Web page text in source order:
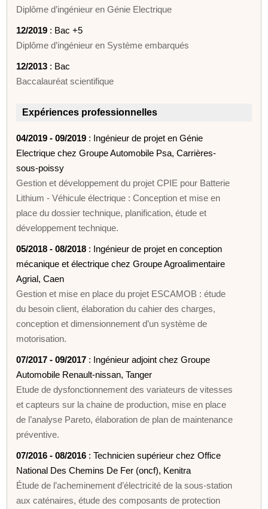
Diplôme d’ingénieur en Génie Electrique
12/2019 : Bac +5
Diplôme d’ingénieur en Système embarqués
12/2013 : Bac
Baccalauréat scientifique
Expériences professionnelles
04/2019 - 09/2019 : Ingénieur de projet en Génie
Electrique chez Groupe Automobile Psa, Carrières-
sous-poissy
Gestion et développement du projet CPIE pour Batterie
Lithium - Véhicule électrique : Conception et mise en
place du dossier technique, planification, étude et
développement technique.
05/2018 - 08/2018 : Ingénieur de projet en conception
mécanique et électrique chez Groupe Agroalimentaire
Agrial, Caen
Gestion et mise en place du projet ESCAMOB : étude
du besoin client, élaboration du cahier des charges,
conception et dimensionnement d’un système de
motorisation.
07/2017 - 09/2017 : Ingénieur adjoint chez Groupe
Automobile Renault-nissan, Tanger
Etude de dysfonctionnement des variateurs de vitesses
et capteurs sur la chaine de production, mise en place
de l’analyse Pareto, élaboration de plan de maintenance
préventive.
07/2016 - 08/2016 : Technicien supérieur chez Office
National Des Chemins De Fer (oncf), Kenitra
Étude de l’acheminement d’électricité de la sous-station
aux caténaires, étude des composants de protection